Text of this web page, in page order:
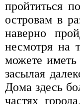
пройтиться
островам в
наверно
несмотря на
можете
засылая
Дома здесь
частях